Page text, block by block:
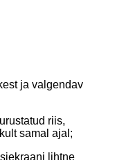
ja valgendav
riis,
samal ajal;
lihtne